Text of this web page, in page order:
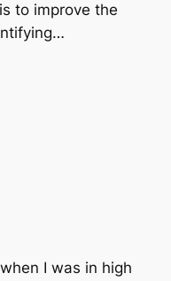
to improve the
I was in high